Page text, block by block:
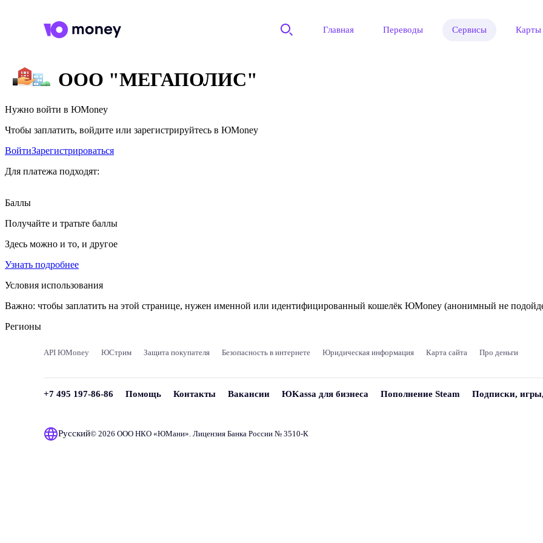
Главная Переводы Сервисы Карты
ООО "МЕГАПОЛИС"
Нужно войти в ЮMoney
Чтобы заплатить, войдите или зарегистрируйтесь в ЮMoney
ВойтиЗарегистрироваться
Для платежа подходят:
Баллы
Получайте и тратьте баллы
Здесь можно и то, и другое
Узнать подробнее
Условия использования
Важно: чтобы заплатить на этой странице, нужен именной или идентифицированный кошелёк ЮMoney (анонимный не
Регионы
API ЮMoney ЮСтрим Защита покупателя Безопасность в интернете Юридическая информация Карта сайта Про деньги
+7 495 197-86-86 Помощь Контакты Вакансии ЮKassa для бизнеса Пополнение Steam Подписки,
Русский© 2026 ООО НКО «ЮМани». Лицензия Банка России № 3510‑К